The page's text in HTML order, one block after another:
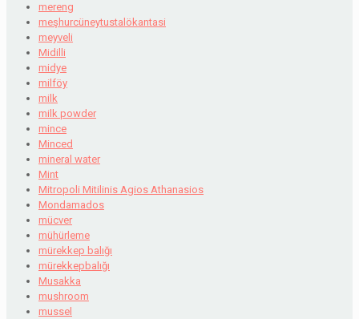
mereng
meşhurcüneytustalökantasi
meyveli
Midilli
midye
milföy
milk
milk powder
mince
Minced
mineral water
Mint
Mitropoli Mitilinis Agios Athanasios
Mondamados
mücver
mühürleme
mürekkep balığı
mürekkepbalığı
Musakka
mushroom
mussel